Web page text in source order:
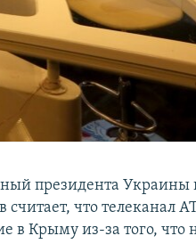
президента Украины
что телеканал
в Крыму из-за того, что